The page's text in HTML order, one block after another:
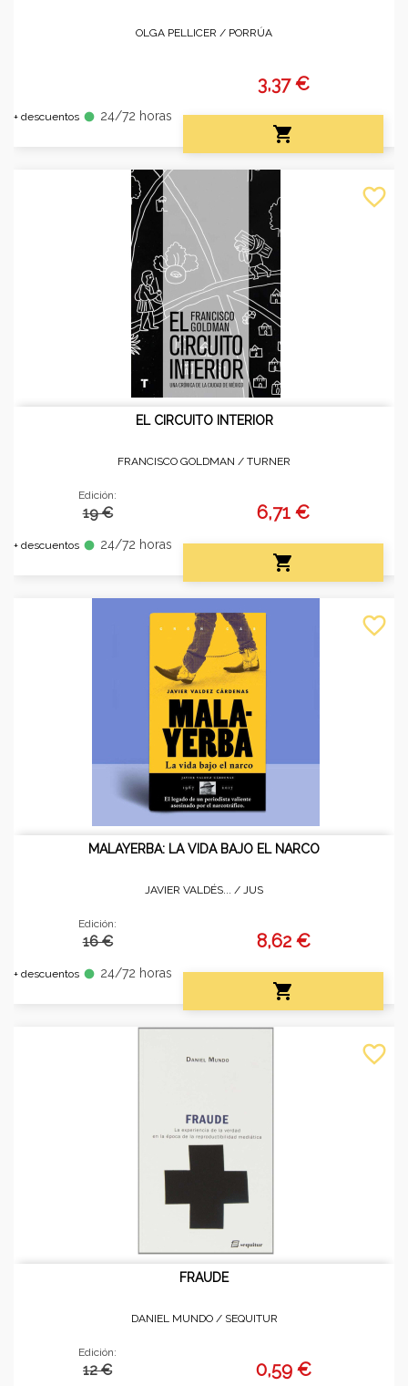
OLGA PELLICER / PORRÚA
+ descuentos fiber_manual_record 24/72 horas
3,37 €

EL CIRCUITO INTERIOR
FRANCISCO GOLDMAN / TURNER
Edición:
19 €
+ descuentos fiber_manual_record 24/72 horas
6,71 €

favorite_border
MALAYERBA: LA VIDA BAJO EL NARCO
JAVIER VALDÉS... / JUS
Edición:
16 €
+ descuentos fiber_manual_record 24/72 horas
8,62 €

favorite_border
FRAUDE
DANIEL MUNDO / SEQUITUR
Edición:
12 € 0,59 €
favorite_border